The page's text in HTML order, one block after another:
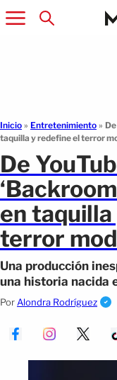
Inicio » Entretenimiento »
taquilla y redefine el terror
De
en
terror
Una producción
una historia nacida
terror actual.
Por Alondra Rodríguez